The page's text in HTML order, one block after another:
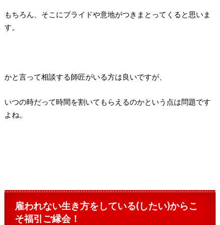
もちろん、そこにプライドや意地がつきまとってくると思いま
す。
かと言って相談する師匠がいる方は良いですが、
いつの時だって時間を割いてもらえるのかという点は問題です
よね。
雇われない生き方をしている(したい)からこ
そ福引ご縁会！